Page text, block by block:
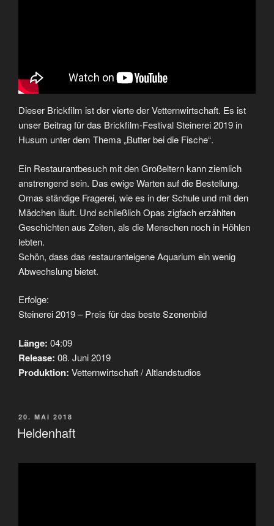
Dieser Brickfilm ist der vierte der Vetternwirtschaft. Es ist
unser Beitrag für das Brickfilm-Festival Steinerei 2019 in
Husum unter dem Thema „Butter bei die Fische“.
Ein Restaurantbesuch mit den Großeltern kann ziemlich
anstrengend sein. Das ewige Warten auf die Bestellung.
Omas ständige Fragerei, wie es in der Schule und mit den
Mädchen läuft. Und schließlich Opas zigfach erzählten
Geschichten aus Zeiten, als die Menschen noch in Höhlen
lebten.
Schön, dass das restauranteigene Aquarium ein wenig
Abwechslung bietet.
Erfolge:
Steinerei 2019 – Preis für das beste Szenenbild
Länge: 04:09
Release: 08. Juni 2019
Produktion: Vetternwirtschaft / Altlandstudios
VERÖFFENTLICHT
AM
20. MAI 2018
Heldenhaft